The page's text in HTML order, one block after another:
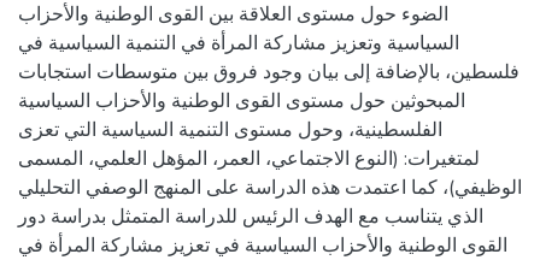
الضوء حول مستوى العلاقة بين القوى الوطنية والأحزاب
السياسية وتعزيز مشاركة المرأة في التنمية السياسية في
فلسطين، بالإضافة إلى بيان وجود فروق بين متوسطات استجابات
المبحوثين حول مستوى القوى الوطنية والأحزاب السياسية
الفلسطينية، وحول مستوى التنمية السياسية التي تعزى
لمتغيرات: (النوع الاجتماعي، العمر، المؤهل العلمي، المسمى
الوظيفي)، كما اعتمدت هذه الدراسة على المنهج الوصفي التحليلي
الذي يتناسب مع الهدف الرئيس للدراسة المتمثل بدراسة دور
القوى الوطنية والأحزاب السياسية في تعزيز مشاركة المرأة في